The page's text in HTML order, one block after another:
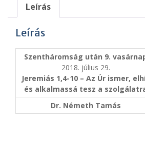
vasárnap
2018.
július
29.
mennyiség
Leírás
Leírás
Szentháromság után 9.
2018. július 29.
Jeremiás 1,4-10 – Az Úr ismer,
és alkalmassá tesz a
Dr. Németh Tamás